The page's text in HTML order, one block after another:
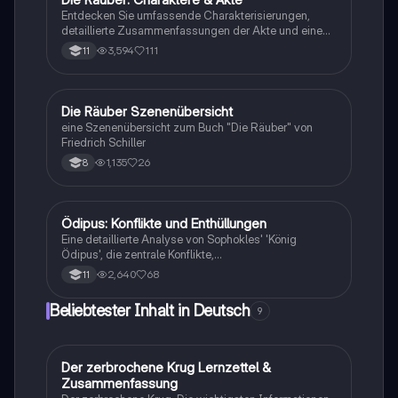
Entdecken Sie umfassende Charakterisierungen,
detaillierte Zusammenfassungen der Akte und eine
Übersicht der Personenkonstellationen in Friedrich
Schillers 'Die Räuber'. Ideal für das Verständnis der
11 3,594 111
Deutsch
Die Räuber Szenenübersicht
eine Szenenübersicht zum Buch "Die Räuber" von
Friedrich Schiller
8 1,135 26
Deutsch
Ödipus: Konflikte und Enthüllungen
Eine detaillierte Analyse von Sophokles' 'König
Ödipus', die zentrale Konflikte,
Charakterentwicklungen und Schlüsselszenen
beleuchtet. Diese Zusammenfassung umfasst die
bedeutenden Orakelsprüche. Ideal für Studierende
11 2,640 68
Beliebtester Inhalt in Deutsch 9
Deutsch
Der zerbrochene Krug Lernzettel &
Zusammenfassung